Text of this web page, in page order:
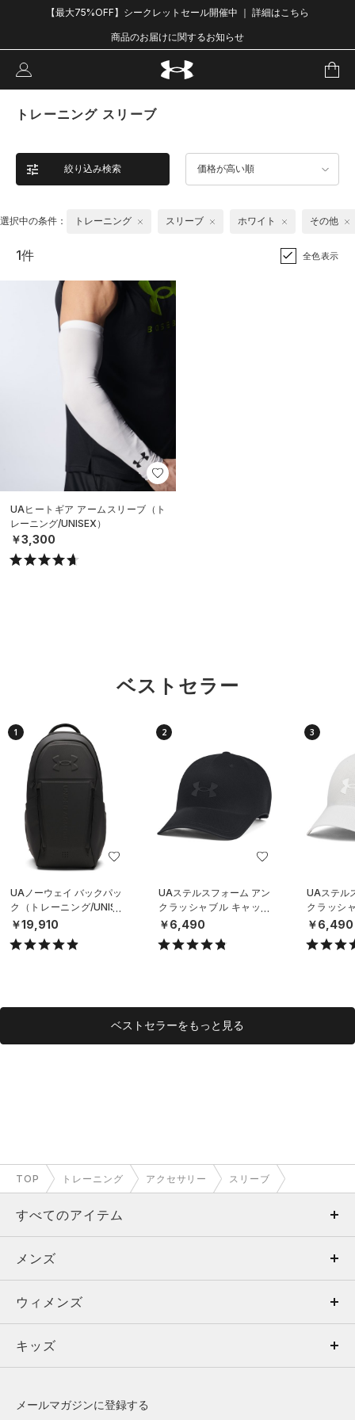
【最大75%OFF】シークレットセール開催中 ｜ 詳細はこちら
商品のお届けに関するお知らせ
トレーニング スリーブ
絞り込み検索 価格が高い順
選択中の条件： トレーニング スリーブ ホワイト その他
1件 全色表示
UAヒートギア アームスリーブ（ト
レーニング/UNISEX）
￥3,300
ベストセラー
1
UAノーウェイ バックパッ
ク（トレーニング/UNISE
X）
￥19,910
2
UAステルスフォーム アン
クラッシャブル キャップ
（ライフスタイル/UNISE
X）
￥6,490
3
UAステル
クラッシ
（ライフ
X）
￥6,490
ベストセラーをもっと見る
TOP トレーニング アクセサリー スリーブ
すべてのアイテム
メンズ
ウィメンズ
キッズ
メンズ
トップス
ボトムス
ウィメンズ
トップス
キッズ
メールマガジンに登録する